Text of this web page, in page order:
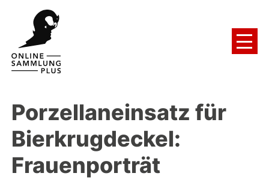
Porzellaneinsatz für
Bierkrugdeckel:
Frauenporträt